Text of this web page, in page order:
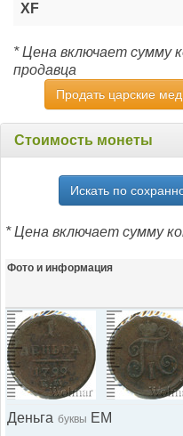
XF
* Цена включает сумму
продавца
Продать царские
Стоимость монеты
Искать по
* Цена включает сумму
Фото и информация
Деньга буквы ЕМ